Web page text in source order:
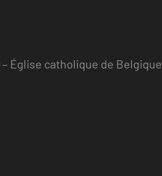
Église catholique de Belgique